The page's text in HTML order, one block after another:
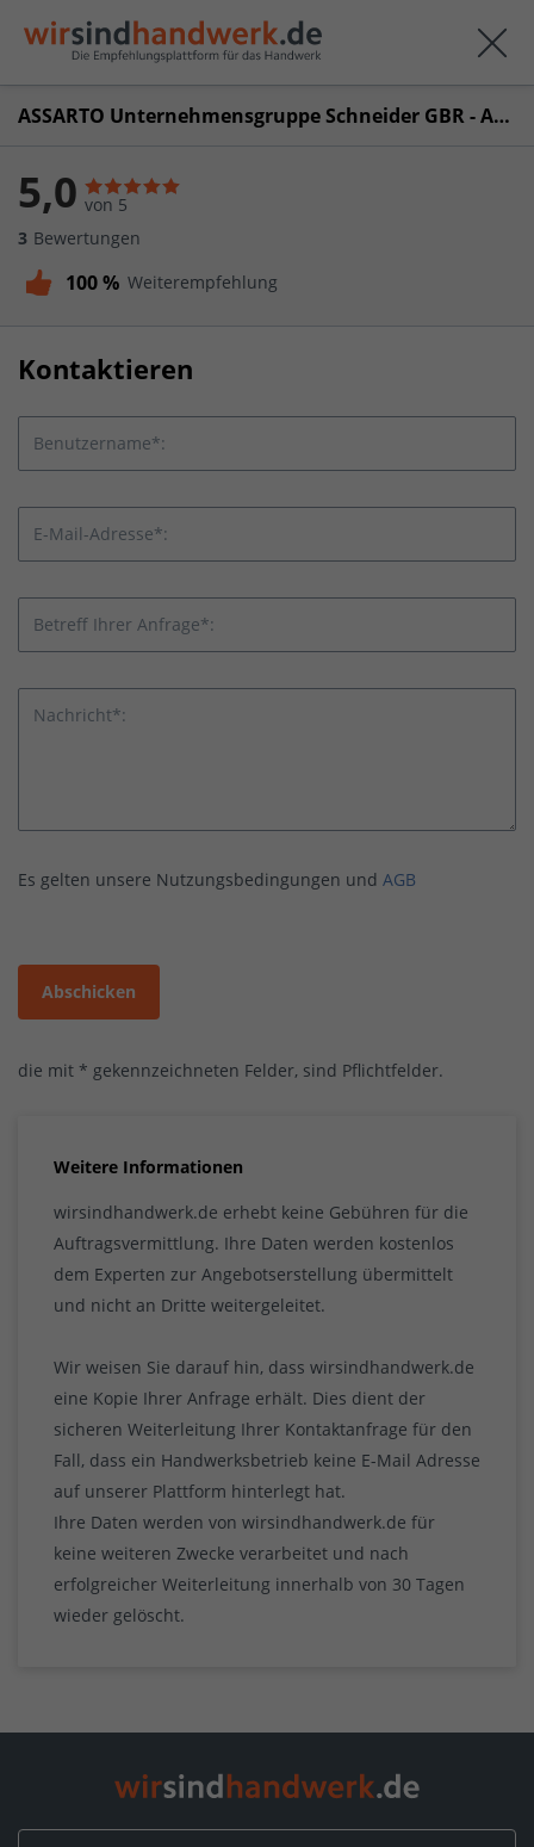
ASSARTO Unternehmensgruppe Schneider GBR - Abtlg. maxiDUSCH
5,0 von 5
3 Bewertungen
100 % Weiterempfehlung
Kontaktieren
Benutzername*:
E-Mail-Adresse*:
Betreff Ihrer Anfrage*:
Nachricht*:
Es gelten unsere Nutzungsbedingungen und AGB
Abschicken
die mit * gekennzeichneten Felder, sind Pflichtfelder.
Weitere Informationen
wirsindhandwerk.de erhebt keine Gebühren für die
Auftragsvermittlung. Ihre Daten werden kostenlos
dem Experten zur Angebotserstellung übermittelt
und nicht an Dritte weitergeleitet.
Wir weisen Sie darauf hin, dass wirsindhandwerk.de
eine Kopie Ihrer Anfrage erhält. Dies dient der
sicheren Weiterleitung Ihrer Kontaktanfrage für den
Fall, dass ein Handwerksbetrieb keine E-Mail Adresse
auf unserer Plattform hinterlegt hat.
Ihre Daten werden von wirsindhandwerk.de für
keine weiteren Zwecke verarbeitet und nach
erfolgreicher Weiterleitung innerhalb von 30 Tagen
wieder gelöscht.